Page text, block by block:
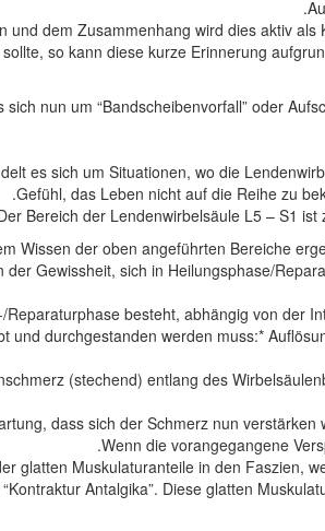
und dem Zusammenhang wird dies aktiv
so kann diese kurze Erinnerung
sich nun um “Bandscheibenvorfall” oder
es sich um Situationen, wo die
Gefühl, das Leben nicht auf die Reihe zu
Bereich der Lendenwirbelsäule L5 – S1
Wissen der oben angeführten Bereiche
der Gewissheit, sich in Heilungsphase/
Reparaturphase besteht, abhängig von der
und durchgestanden werden muss:*
(stechend) entlang des
dass sich der Schmerz nun
Wenn die vorangegangene
glatten Muskulaturanteile in den Faszien,
Antalgika”. Diese glatten